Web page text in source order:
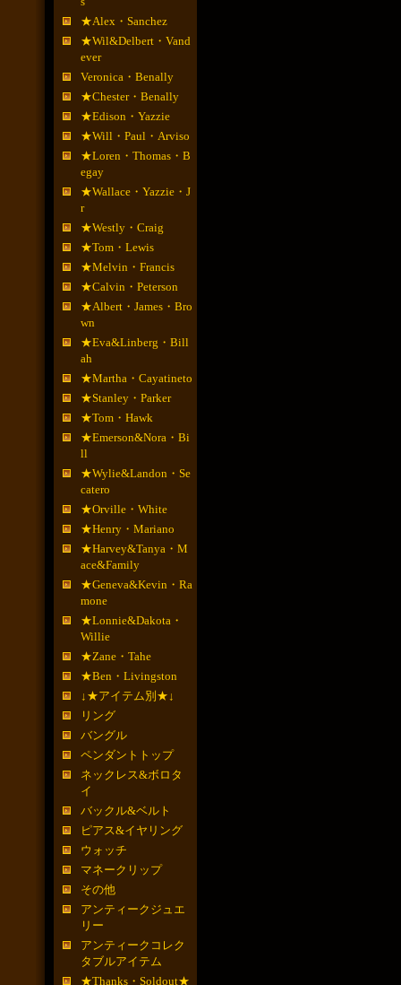
★Alex・Sanchez
★Wil&Delbert・Vand
ever
Veronica・Benally
★Chester・Benally
★Edison・Yazzie
★Will・Paul・Arviso
★Loren・Thomas・B
egay
★Wallace・Yazzie・J
r
★Westly・Craig
★Tom・Lewis
★Melvin・Francis
★Calvin・Peterson
★Albert・James・Bro
wn
★Eva&Linberg・Bill
ah
★Martha・Cayatineto
★Stanley・Parker
★Tom・Hawk
★Emerson&Nora・Bi
ll
★Wylie&Landon・Se
catero
★Orville・White
★Henry・Mariano
★Harvey&Tanya・M
ace&Family
★Geneva&Kevin・Ra
mone
★Lonnie&Dakota・
Willie
★Zane・Tahe
★Ben・Livingston
↓★アイテム別★↓
リング
バングル
ペンダントトップ
ネックレス&ボロタ
イ
バックル&ベルト
ピアス&イヤリング
ウォッチ
マネークリップ
その他
アンティークジュエ
リー
アンティークコレク
タブルアイテム
★Thanks・Soldout★